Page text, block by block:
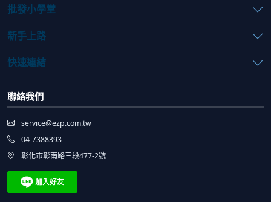
批發小學堂
新手上路
快速連結
聯絡我們
service@ezp.com.tw
04-7388393
彰化市彰南路三段477-2號